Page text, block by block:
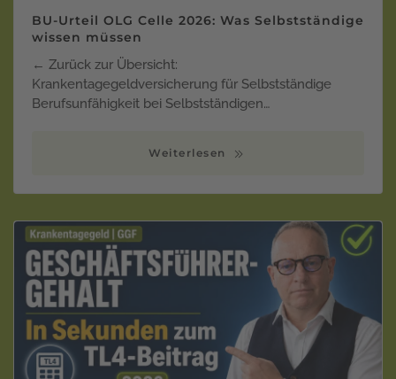
BU-Urteil OLG Celle 2026: Was Selbstständige
wissen müssen
← Zurück zur Übersicht:
Krankentagegeldversicherung für Selbstständige
Berufsunfähigkeit bei Selbstständigen…
Weiterlesen